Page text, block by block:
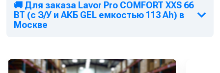
🚚 Для заказа Lavor Pro COMFORT XXS 66
BT (с З/У и АКБ GEL емкостью 113 Ah) в
Москве